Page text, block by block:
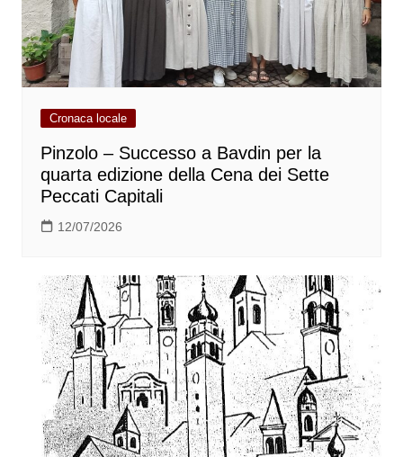
Cronaca locale
Pinzolo – Successo a Bavdin per la
quarta edizione della Cena dei Sette
Peccati Capitali
12/07/2026